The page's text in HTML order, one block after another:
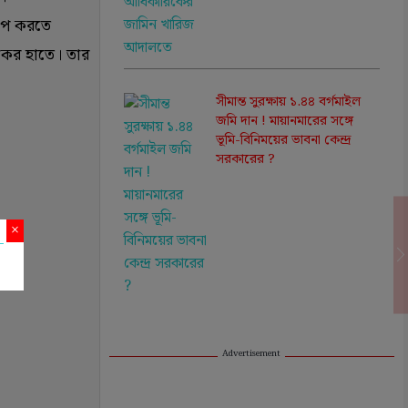
করতে
হাতে। তার
সীমান্ত সুরক্ষায় ১.৪৪ বর্গমাইল
জমি দান ! মায়ানমারের সঙ্গে
ভূমি-বিনিময়ের ভাবনা কেন্দ্র
সরকারের ?
Advertisement
×